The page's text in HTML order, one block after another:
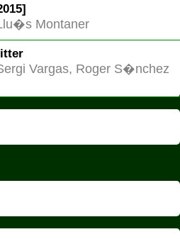
Montaner
Vargas, Roger S�nchez